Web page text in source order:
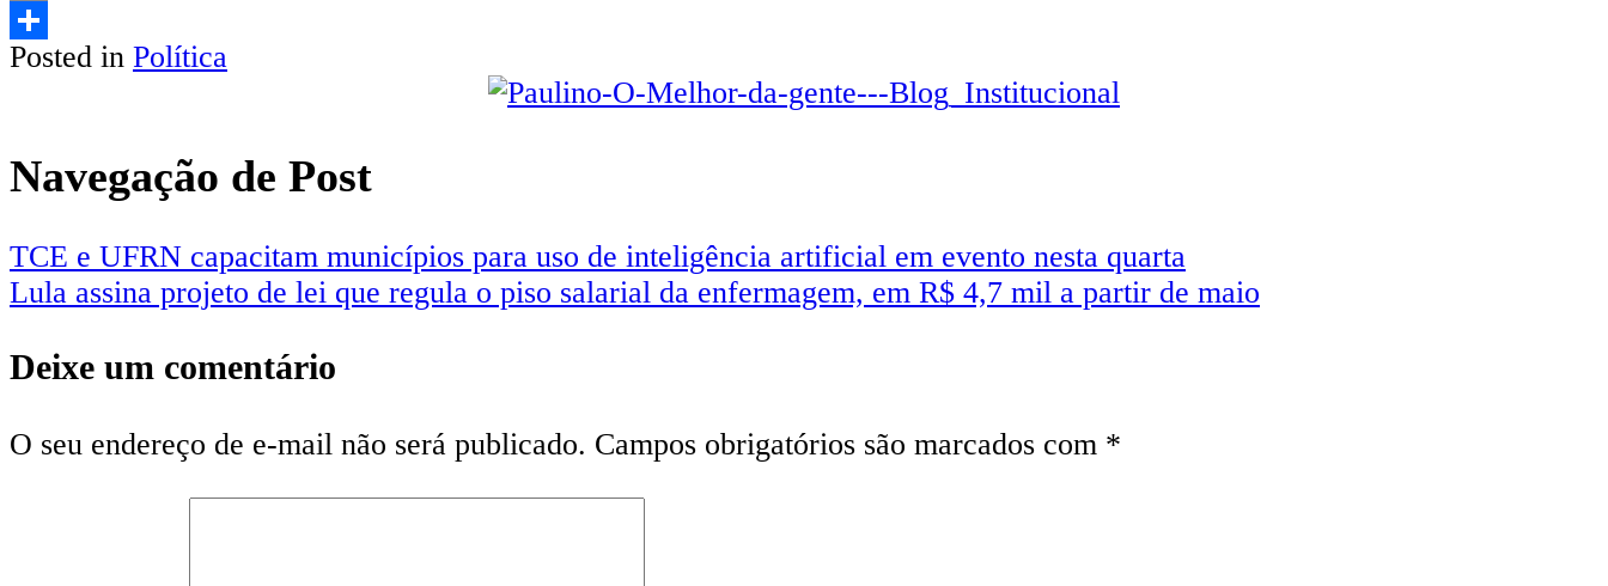
Email
Share
Posted in Política
Navegação de Post
TCE e UFRN capacitam municípios para uso de inteligência artificial em evento nesta quarta
Lula assina projeto de lei que regula o piso salarial da enfermagem, em R$ 4,7 mil a partir de maio
Deixe um comentário
O seu endereço de e-mail não será publicado. Campos obrigatórios são marcados com *